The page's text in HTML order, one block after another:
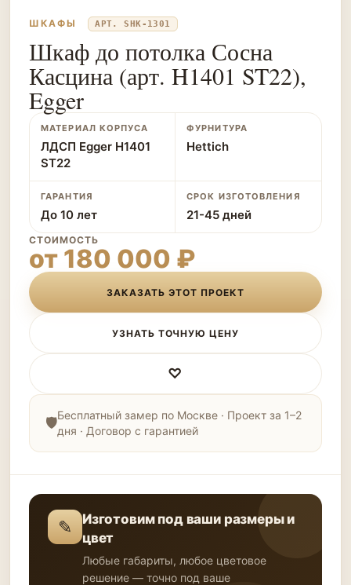
ШКАФЫ АРТ. SHK-1301
Шкаф до потолка Сосна
Касцина (арт. H1401 ST22),
Egger
МАТЕРИАЛ КОРПУСА
ЛДСП Egger H1401
ST22
ФУРНИТУРА
Hettich
ГАРАНТИЯ
До 10 лет
СРОК ИЗГОТОВЛЕНИЯ
21-45 дней
СТОИМОСТЬ
от 180 000 ₽
ЗАКАЗАТЬ ЭТОТ ПРОЕКТ
УЗНАТЬ ТОЧНУЮ ЦЕНУ
♡
Бесплатный замер по Москве · Проект за 1–2
дня · Договор с гарантией
✎
Изготовим под ваши размеры и
цвет
Любые габариты, любое цветовое
решение — точно под ваше